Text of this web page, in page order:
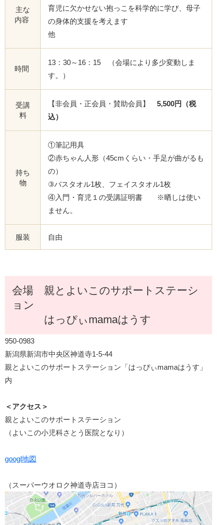
主な
内容
育児に欠かせない抱っこを科学的に学び、母子
の身体的支援を考えます
他
時間
13：30～16：15 （会場により多少変動しま
す。）
受講
料
【非会員・正会員・賛助会員】 5,500円（税
込）
持ち
物
①筆記用具
②赤ちゃん人形（45cmくらい・手足が曲がるも
の）
③バスタオル1枚、フェイスタオル1枚
④入門・育児１の受講証明書 ※晒しは使い
ません。
服装 自由
会場 親とよいこのサポートステーシ
ョン
はっぴぃmamaはうす
950-0983
新潟県新潟市中央区神道寺1-5-44
親とよいこのサポートステーション「はっぴぃmamaはうす」
内
＜アクセス＞
親とよいこのサポートステーション
（よいこの小児科さとう医院となり）
googl地図
（スーパーウオロク神道寺店ヨコ）